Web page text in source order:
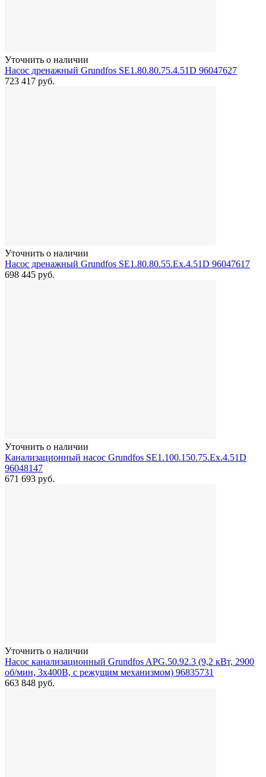
Уточнить о наличии
Насос дренажный Grundfos SE1.80.80.75.4.51D 96047627
723 417 руб.
Уточнить о наличии
Насос дренажный Grundfos SE1.80.80.55.Ex.4.51D 96047617
698 445 руб.
Уточнить о наличии
Канализационный насос Grundfos SE1.100.150.75.Ex.4.51D
96048147
671 693 руб.
Уточнить о наличии
Насос канализационный Grundfos APG.50.92.3 (9,2 кВт, 2900
об/мин, 3x400В, с режущим механизмом) 96835731
663 848 руб.